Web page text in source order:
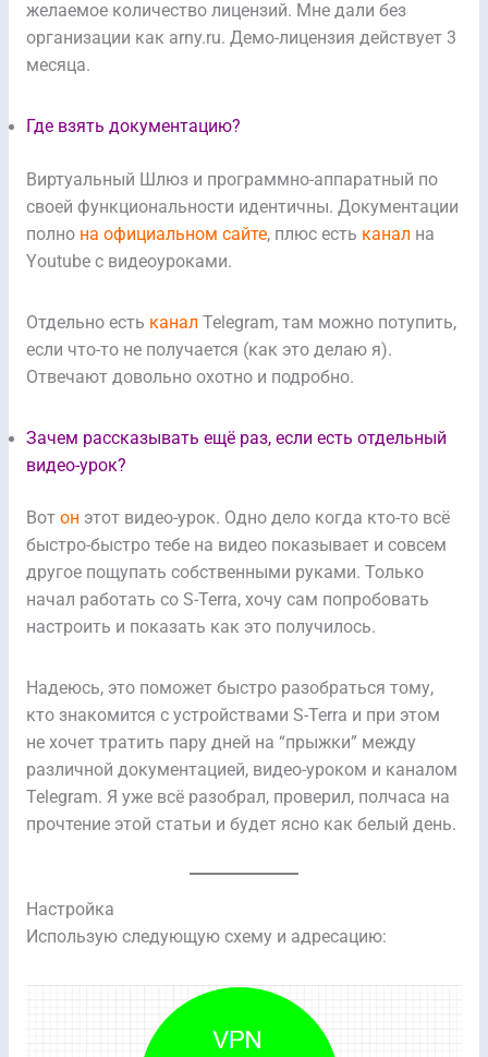
желаемое количество лицензий. Мне дали без
организации как arny.ru. Демо-лицензия действует 3
месяца.
Где взять документацию?
Виртуальный Шлюз и программно-аппаратный по
своей функциональности идентичны. Документации
полно на официальном сайте, плюс есть канал на
Youtube с видеоуроками.
Отдельно есть канал Telegram, там можно потупить,
если что-то не получается (как это делаю я).
Отвечают довольно охотно и подробно.
Зачем рассказывать ещё раз, если есть отдельный
видео-урок?
Вот он этот видео-урок. Одно дело когда кто-то всё
быстро-быстро тебе на видео показывает и совсем
другое пощупать собственными руками. Только
начал работать со S-Terra, хочу сам попробовать
настроить и показать как это получилось.
Надеюсь, это поможет быстро разобраться тому,
кто знакомится с устройствами S-Terra и при этом
не хочет тратить пару дней на “прыжки” между
различной документацией, видео-уроком и каналом
Telegram. Я уже всё разобрал, проверил, полчаса на
прочтение этой статьи и будет ясно как белый день.
Настройка
Использую следующую схему и адресацию: